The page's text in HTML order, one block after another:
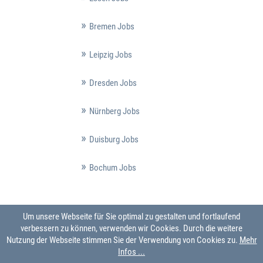
Bremen Jobs
Leipzig Jobs
Dresden Jobs
Nürnberg Jobs
Duisburg Jobs
Bochum Jobs
Um unsere Webseite für Sie optimal zu gestalten und fortlaufend
verbessern zu können, verwenden wir Cookies. Durch die weitere
Nutzung der Webseite stimmen Sie der Verwendung von Cookies zu. Mehr
Infos ...